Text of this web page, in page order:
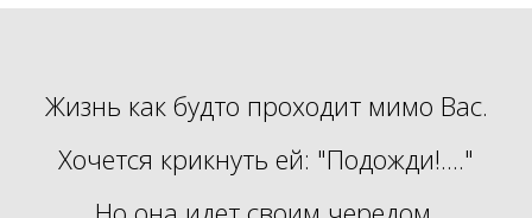
Жизнь как будто проходит мимо Вас.
Хочется крикнуть ей: "Подожди!...."